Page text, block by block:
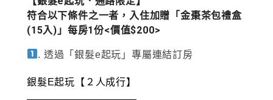
符合以下條件之一者，入住加贈「金棗茶包禮盒
(15入)」每房1份<價值$200>
. 透過「銀髮e起玩」專屬連結訂房
銀髮E起玩【２人成行】